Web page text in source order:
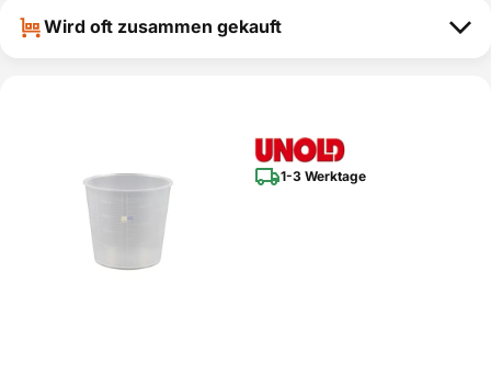
Wird oft zusammen gekauft
1-3 Werktage